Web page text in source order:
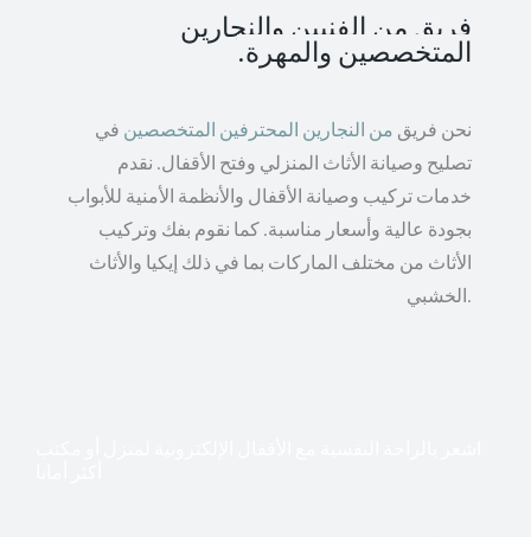
فريق من الفنيين والنجارين
المتخصصين والمهرة.
نحن فريق من النجارين المحترفين المتخصصين في
تصليح وصيانة الأثاث المنزلي وفتح الأقفال. نقدم
خدمات تركيب وصيانة الأقفال والأنظمة الأمنية للأبواب
بجودة عالية وأسعار مناسبة. كما نقوم بفك وتركيب
الأثاث من مختلف الماركات بما في ذلك إيكيا والأثاث
الخشبي.